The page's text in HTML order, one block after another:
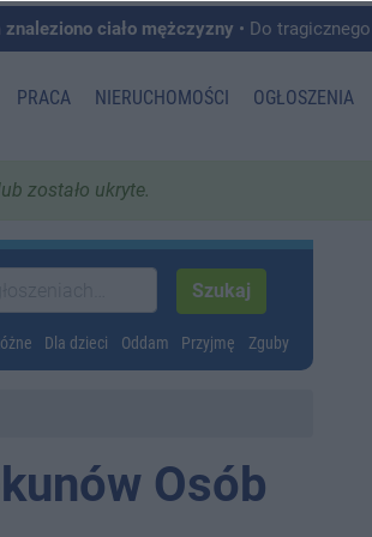
ciało mężczyzny • Do tragicznego zdarzenia doszło
PRACA NIERUCHOMOŚCI OGŁOSZENIA
zostało ukryte.
Dla dzieci Oddam Przyjmę Zguby
Osób